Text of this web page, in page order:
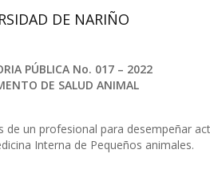
DE NARIÑO
PÚBLICA No. 017 – 2022
DE SALUD ANIMAL
de un profesional para desempeñar
Interna de Pequeños animales.